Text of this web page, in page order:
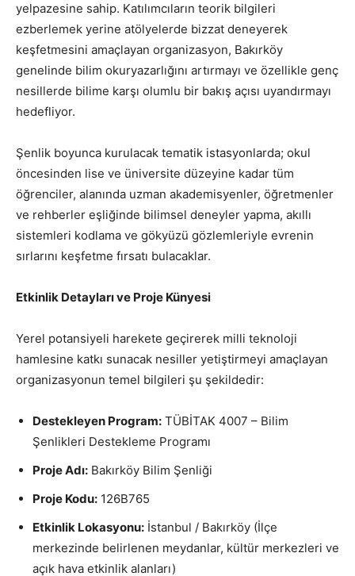
yelpazesine sahip. Katılımcıların teorik bilgileri
ezberlemek yerine atölyelerde bizzat deneyerek
keşfetmesini amaçlayan organizasyon, Bakırköy
genelinde bilim okuryazarlığını artırmayı ve özellikle genç
nesillerde bilime karşı olumlu bir bakış açısı uyandırmayı
hedefliyor.
Şenlik boyunca kurulacak tematik istasyonlarda; okul
öncesinden lise ve üniversite düzeyine kadar tüm
öğrenciler, alanında uzman akademisyenler, öğretmenler
ve rehberler eşliğinde bilimsel deneyler yapma, akıllı
sistemleri kodlama ve gökyüzü gözlemleriyle evrenin
sırlarını keşfetme fırsatı bulacaklar.
Etkinlik Detayları ve Proje Künyesi
Yerel potansiyeli harekete geçirerek milli teknoloji
hamlesine katkı sunacak nesiller yetiştirmeyi amaçlayan
organizasyonun temel bilgileri şu şekildedir:
Destekleyen Program: TÜBİTAK 4007 – Bilim
Şenlikleri Destekleme Programı
Proje Adı: Bakırköy Bilim Şenliği
Proje Kodu: 126B765
Etkinlik Lokasyonu: İstanbul / Bakırköy (İlçe
merkezinde belirlenen meydanlar, kültür merkezleri ve
açık hava etkinlik alanları)